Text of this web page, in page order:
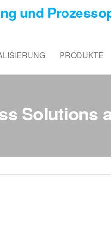
und
PRODUKTE
Solutions